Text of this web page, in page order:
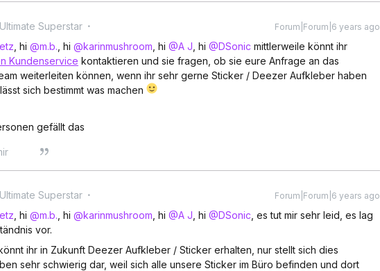
Ultimate Superstar Forum|Forum|6 years ago
, hi @m.b. , hi @karinmushroom , hi @A J , hi @DSonic mittlerweile könnt ihr
Kundenservice kontaktieren und sie fragen, ob sie eure Anfrage an das
weiterleiten können, wenn ihr sehr gerne Sticker / Deezer Aufkleber haben
sich bestimmt was machen
gefällt das
Ultimate Superstar Forum|Forum|6 years ago
, hi @m.b. , hi @karinmushroom , hi @A J , hi @DSonic , es tut mir sehr leid, es lag
vor.
ihr in Zukunft Deezer Aufkleber / Sticker erhalten, nur stellt sich dies
sehr schwierig dar, weil sich alle unsere Sticker im Büro befinden und dort